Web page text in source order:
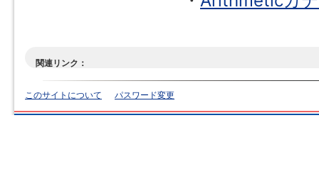
関連リンク：
このサイトについて パスワード変更